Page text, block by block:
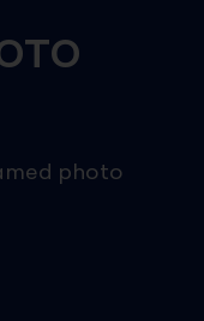
photo